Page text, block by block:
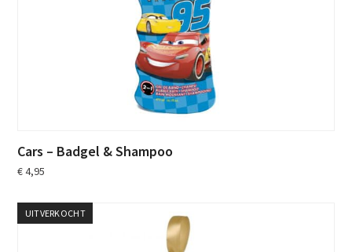
Cars – Badgel & Shampoo
€4,95
UITVERKOCHT